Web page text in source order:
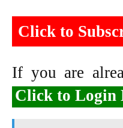
Click to
If you are
Click to Login